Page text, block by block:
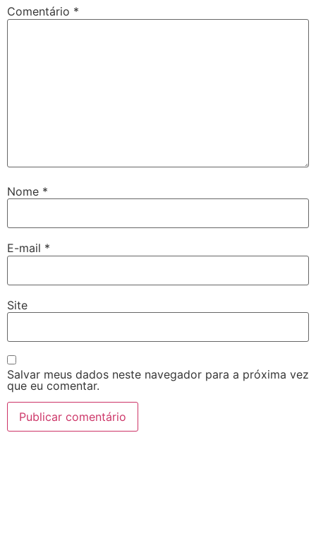
Comentário *
Nome *
E-mail *
Site
Salvar meus dados neste navegador para a próxima vez
que eu comentar.